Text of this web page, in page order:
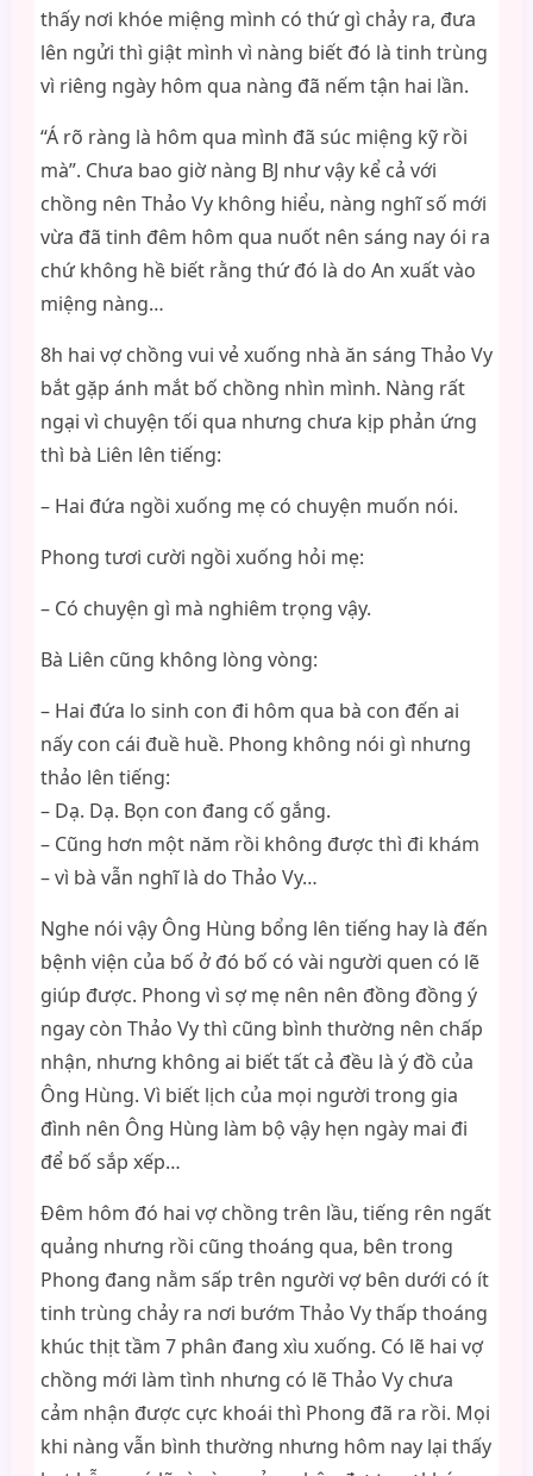
thấy nơi khóe miệng mình có thứ gì chảy ra, đưa
lên ngửi thì giật mình vì nàng biết đó là tinh trùng
vì riêng ngày hôm qua nàng đã nếm tận hai lần.
“Á rõ ràng là hôm qua mình đã súc miệng kỹ rồi
mà”. Chưa bao giờ nàng BJ như vậy kể cả với
chồng nên Thảo Vy không hiểu, nàng nghĩ số mới
vừa đã tinh đêm hôm qua nuốt nên sáng nay ói ra
chứ không hề biết rằng thứ đó là do An xuất vào
miệng nàng…
8h hai vợ chồng vui vẻ xuống nhà ăn sáng Thảo Vy
bắt gặp ánh mắt bố chồng nhìn mình. Nàng rất
ngại vì chuyện tối qua nhưng chưa kịp phản ứng
thì bà Liên lên tiếng:
– Hai đứa ngồi xuống mẹ có chuyện muốn nói.
Phong tươi cười ngồi xuống hỏi mẹ:
– Có chuyện gì mà nghiêm trọng vậy.
Bà Liên cũng không lòng vòng:
– Hai đứa lo sinh con đi hôm qua bà con đến ai
nấy con cái đuề huề. Phong không nói gì nhưng
thảo lên tiếng:
– Dạ. Dạ. Bọn con đang cố gắng.
– Cũng hơn một năm rồi không được thì đi khám
– vì bà vẫn nghĩ là do Thảo Vy…
Nghe nói vậy Ông Hùng bổng lên tiếng hay là đến
bệnh viện của bố ở đó bố có vài người quen có lẽ
giúp được. Phong vì sợ mẹ nên nên đồng đồng ý
ngay còn Thảo Vy thì cũng bình thường nên chấp
nhận, nhưng không ai biết tất cả đều là ý đồ của
Ông Hùng. Vì biết lịch của mọi người trong gia
đình nên Ông Hùng làm bộ vậy hẹn ngày mai đi
để bố sắp xếp…
Đêm hôm đó hai vợ chồng trên lầu, tiếng rên ngất
quảng nhưng rồi cũng thoáng qua, bên trong
Phong đang nằm sấp trên người vợ bên dưới có ít
tinh trùng chảy ra nơi bướm Thảo Vy thấp thoáng
khúc thịt tầm 7 phân đang xìu xuống. Có lẽ hai vợ
chồng mới làm tình nhưng có lẽ Thảo Vy chưa
cảm nhận được cực khoái thì Phong đã ra rồi. Mọi
khi nàng vẫn bình thường nhưng hôm nay lại thấy